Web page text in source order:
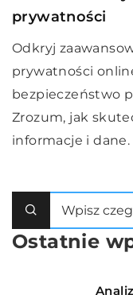
prywatności
Odkryj
prywatności
bezpieczeństwo
Zrozum, jak
informacje i dane.
Ostatnie